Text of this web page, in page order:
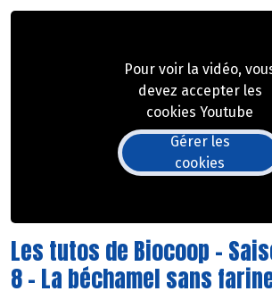
Pour voir la vidéo,
devez accepter les
cookies Youtube
Gérer les
cookies
Les tutos de Biocoop -
8 - La béchamel sans